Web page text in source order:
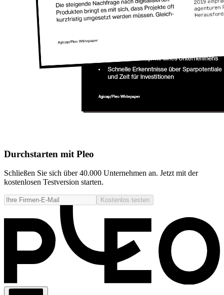
Durchstarten mit Pleo
Schließen Sie sich über 40.000 Unternehmen an. Jetzt mit der
kostenlosen Testversion starten.
Kostenlos testen